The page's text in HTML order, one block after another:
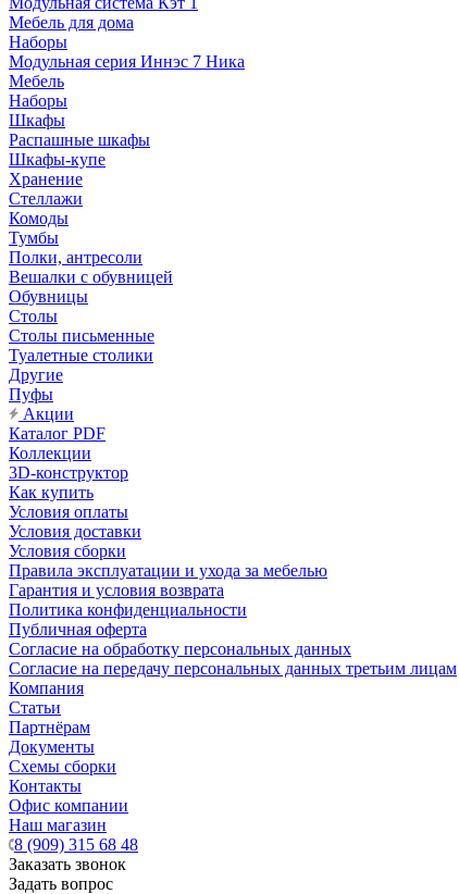
Мебель для дома
Наборы
Модульная серия Иннэс 7 Ника
Мебель
Наборы
Шкафы
Распашные шкафы
Шкафы-купе
Хранение
Стеллажи
Комоды
Тумбы
Полки, антресоли
Вешалки с обувницей
Обувницы
Столы
Столы письменные
Туалетные столики
Другие
Пуфы
Акции
Каталог PDF
Коллекции
3D-конструктор
Как купить
Условия оплаты
Условия доставки
Условия сборки
Правила эксплуатации и ухода за мебелью
Гарантия и условия возврата
Политика конфиденциальности
Публичная оферта
Согласие на обработку персональных данных
Согласие на передачу персональных данных третьим лицам
Компания
Статьи
Партнёрам
Документы
Схемы сборки
Контакты
Офис компании
Наш магазин
8 (909) 315 68 48
Заказать звонок
Задать вопрос